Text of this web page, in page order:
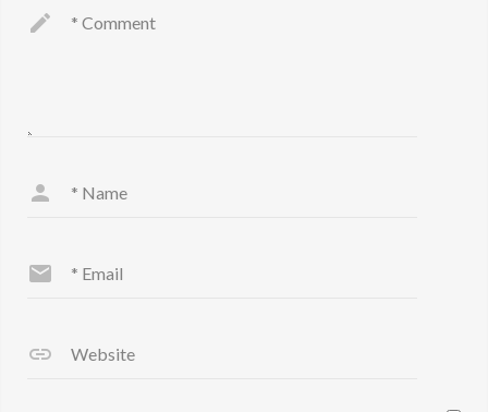
Comment
*
Name
*
Email
*
Website